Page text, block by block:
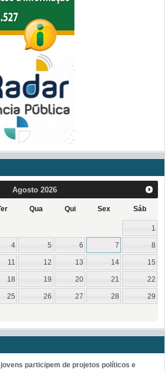
Agosto 2026
Qua Qui Sex Sáb
1
4 5 6 7 8
11 12 13 14 15
18 19 20 21 22
25 26 27 28 29
participem de projetos políticos e